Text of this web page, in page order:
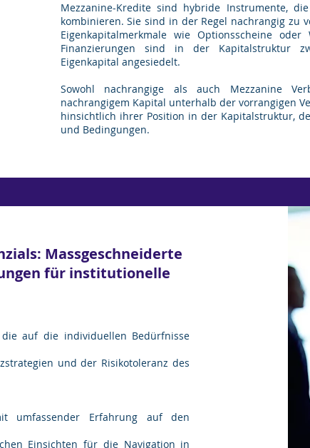
Mezzanine-Kredite sind hybride Instrumente,
kombinieren. Sie sind in der Regel nachrangig zu
Eigenkapitalmerkmale wie Optionsscheine oder
Finanzierungen sind in der Kapitalstruktur
Eigenkapital angesiedelt.
Sowohl nachrangige als auch Mezzanine
nachrangigem Kapital unterhalb der vorrangigen
hinsichtlich ihrer Position in der Kapitalstruktur,
und Bedingungen.
Massgeschneiderte
für institutionelle
die auf die individuellen Bedürfnisse
und der Risikotoleranz des
umfassender Erfahrung auf den
Einsichten für die Navigation in